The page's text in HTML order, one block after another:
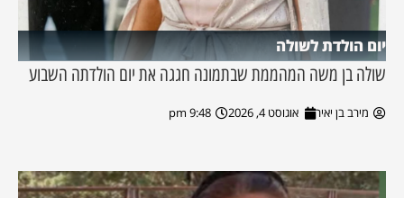
יום הולדת לשולה
שולה בן משה המהממת שבתמונה חגגה את יום הולדתה השבוע
מירב בן יאיר אוגוסט 4, 2026 9:48 pm